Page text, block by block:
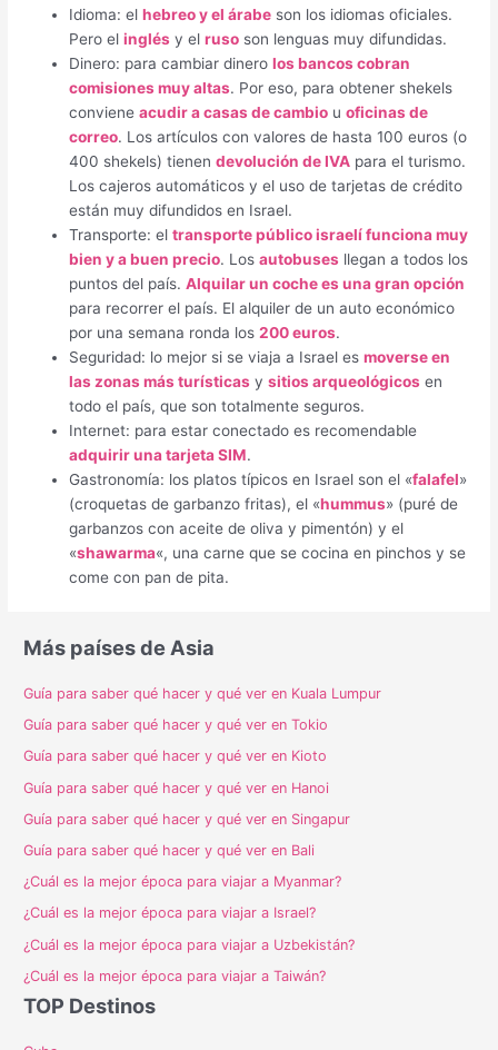
Idioma: elhebreo y el árabe son los idiomas oficiales.
Pero elinglés y elruso son lenguas muy difundidas.
Dinero: para cambiar dinerolos bancos cobran
comisiones muy altas. Por eso, para obtener shekels
convieneacudir a casas de cambio uoficinas de
correo. Los artículos con valores de hasta 100 euros (o
400 shekels) tienendevolución de IVA para el turismo.
Los cajeros automáticos y el uso de tarjetas de crédito
están muy difundidos en Israel.
Transporte: eltransporte público israelí funciona muy
bien y a buen precio. Losautobuses llegan a todos los
puntos del país.Alquilar un coche es una gran opción
para recorrer el país. El alquiler de un auto económico
por una semana ronda los200 euros.
Seguridad: lo mejor si se viaja a Israel esmoverse en
las zonas más turísticas ysitios arqueológicos en
todo el país, que son totalmente seguros.
Internet: para estar conectado es recomendable
adquirir una tarjeta SIM.
Gastronomía: los platos típicos en Israel son el «falafel»
(croquetas de garbanzo fritas), el «hummus» (puré de
garbanzos con aceite de oliva y pimentón) y el
«shawarma«, una carne que se cocina en pinchos y se
come con pan de pita.
Más países de Asia
Guía para saber qué hacer y qué ver en Kuala Lumpur
Guía para saber qué hacer y qué ver en Tokio
Guía para saber qué hacer y qué ver en Kioto
Guía para saber qué hacer y qué ver en Hanoi
Guía para saber qué hacer y qué ver en Singapur
Guía para saber qué hacer y qué ver en Bali
¿Cuál es la mejor época para viajar a Myanmar?
¿Cuál es la mejor época para viajar a Israel?
¿Cuál es la mejor época para viajar a Uzbekistán?
¿Cuál es la mejor época para viajar a Taiwán?
TOP Destinos